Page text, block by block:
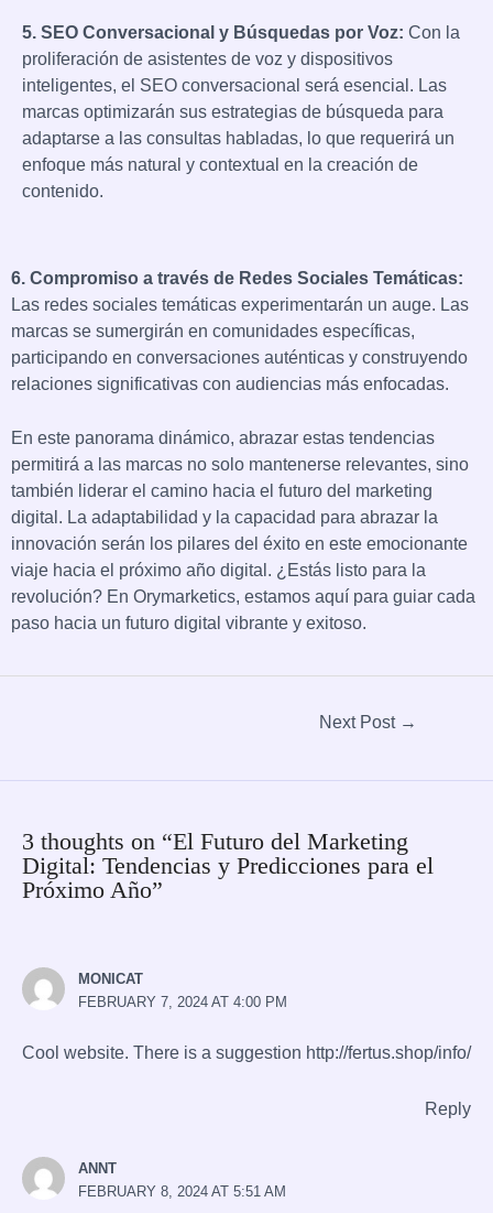
5. SEO Conversacional y Búsquedas por Voz: Con la
proliferación de asistentes de voz y dispositivos
inteligentes, el SEO conversacional será esencial. Las
marcas optimizarán sus estrategias de búsqueda para
adaptarse a las consultas habladas, lo que requerirá un
enfoque más natural y contextual en la creación de
contenido.
6. Compromiso a través de Redes Sociales Temáticas:
Las redes sociales temáticas experimentarán un auge. Las
marcas se sumergirán en comunidades específicas,
participando en conversaciones auténticas y construyendo
relaciones significativas con audiencias más enfocadas.
En este panorama dinámico, abrazar estas tendencias
permitirá a las marcas no solo mantenerse relevantes, sino
también liderar el camino hacia el futuro del marketing
digital. La adaptabilidad y la capacidad para abrazar la
innovación serán los pilares del éxito en este emocionante
viaje hacia el próximo año digital. ¿Estás listo para la
revolución? En Orymarketics, estamos aquí para guiar cada
paso hacia un futuro digital vibrante y exitoso.
Next Post →
3 thoughts on “El Futuro del Marketing
Digital: Tendencias y Predicciones para el
Próximo Año”
MONICAT
FEBRUARY 7, 2024 AT 4:00 PM
Cool website. There is a suggestion http://fertus.shop/info/
Reply
ANNT
FEBRUARY 8, 2024 AT 5:51 AM